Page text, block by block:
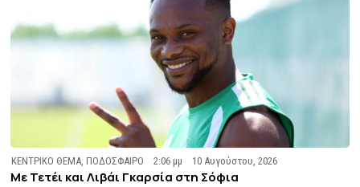
ΚΕΝΤΡΙΚΟ ΘΕΜΑ,ΠΟΔΟΣΦΑΙΡΟ 2:06 μμ 10 Αυγούστου, 2026
Με Τετέι και Λιβάι Γκαρσία στη Σόφια